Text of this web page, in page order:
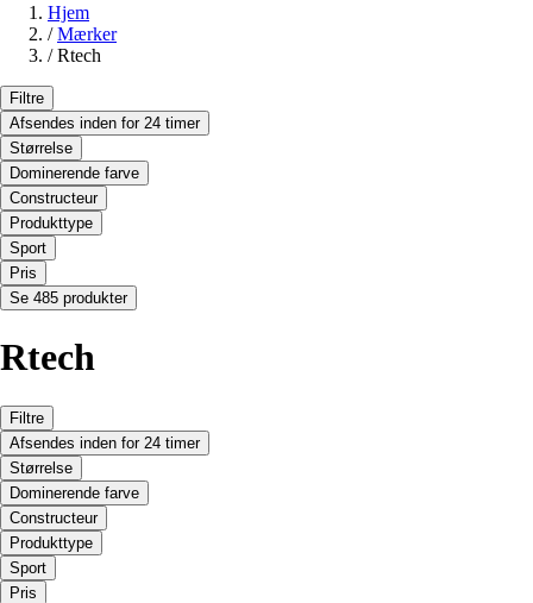
Hjem
/ Mærker
/ Rtech
Filtre
Afsendes inden for 24 timer
Størrelse
Dominerende farve
Constructeur
Produkttype
Sport
Pris
Se 485 produkter
Rtech
Filtre
Afsendes inden for 24 timer
Størrelse
Dominerende farve
Constructeur
Produkttype
Sport
Pris